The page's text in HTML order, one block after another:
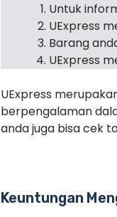
Untuk
UExpress
Barang
UExpress
UExpress
berpengalaman
anda juga bisa cek
Keuntungan